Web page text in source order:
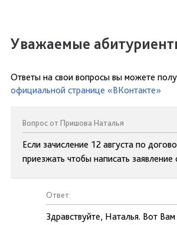
Уважаемые
Ответы на свои вопросы вы можете
официальной странице «ВКонтакте»
Вопрос от Пришова Наталья
Если зачисление 12 августа по
приезжать чтобы написать
Ответ:
Здравствуйте, Наталья. Вот